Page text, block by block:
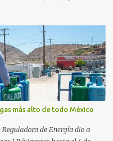
marzo y la primera semana de
de los 24 productos
pesos en la ciudad de La Paz
en el establecimiento
Camino Real,
establecida como meta por
la Inflación y la Carestía
geográficas, la entidad se
comparte con estados como
más alto de todo México
de Energía dio a